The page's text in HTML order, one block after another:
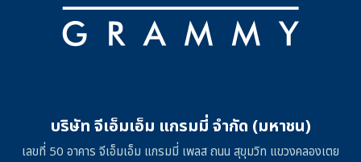
บริษัท จีเอ็มเอ็ม แกรมมี่ จำกัด (มหาชน)
เลขที่ 50 อาคาร จีเอ็มเอ็ม แกรมมี่ เพลส ถนน สุขุมวิท แขวงคลองเตย